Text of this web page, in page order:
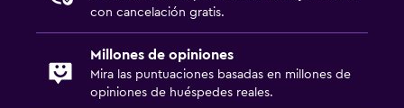
con cancelación gratis.
Millones de opiniones
Mira las puntuaciones basadas en millones de
opiniones de huéspedes reales.